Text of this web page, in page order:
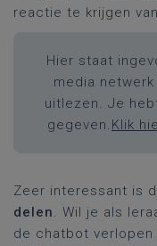
reactie te krijgen
Hier staat
media
uitlezen. Je
gegeven. Klik
Zeer interessant is
delen. Wil je als
de chatbot